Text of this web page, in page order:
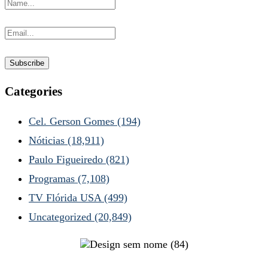
Categories
Cel. Gerson Gomes (194)
Nóticias (18,911)
Paulo Figueiredo (821)
Programas (7,108)
TV Flórida USA (499)
Uncategorized (20,849)